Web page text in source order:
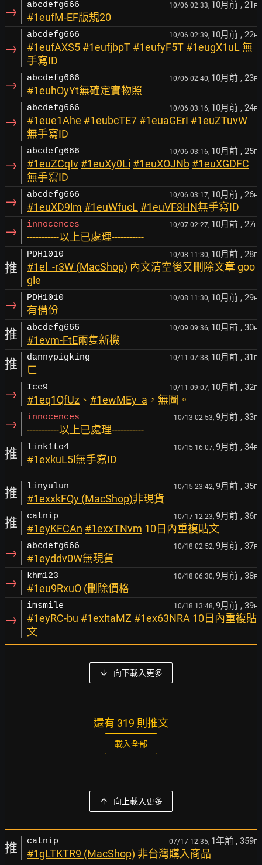
→ abcdefg666 10/06 02:33, 10月前 , 21 F
#1eufM-EF版規20
→
abcdefg666 10/06 02:39, 10月前 , 22F
#1eufAXS5 #1eufjbpT #1eufyF5T #1eugX1uL 無
手寫ID
→ abcdefg666 10/06 02:40, 10月前 , 23F
#1euhOyYt無確定實物照
→
abcdefg666 10/06 03:16, 10月前 , 24F
#1eue1Ahe #1eubcTE7 #1euaGErI #1euZTuvW
無手寫ID
→
abcdefg666 10/06 03:16, 10月前 , 25F
#1euZCqIv #1euXy0Li #1euXOJNb #1euXGDFC
無手寫ID
→ abcdefg666 10/06 03:17, 10月前 , 26F
#1euXD9lm #1euWfucL #1euVF8HN無手寫ID
→ innocences 10/07 02:27, 10月前 , 27F
-----------以上已處理-----------
推
PDH1010 10/08 11:30, 10月前 , 28F
#1el_-r3W (MacShop) 內文清空後又刪除文章 goo
gle
→ PDH1010 10/08 11:30, 10月前 , 29F
有備份
推 abcdefg666 10/09 09:36, 10月前 , 30F
#1evm-FtE兩隻新機
推 dannypigking 10/11 07:38, 10月前 , 31 F
ㄈ
→ Ice9 10/11 09:07, 10月前 , 32F
#1eq1QfUz 、 #1ewMEy_a ，無圖。
→ innocences 10/13 02:53, 9月前 , 33F
-----------以上已處理-----------
推 link1to4 10/15 16:07, 9月前 , 34F
#1exkuL5l 無手寫ID
推 linyulun 10/15 23:42, 9月前 , 35F
#1exxkFQy (MacShop)非現貨
推 catnip 10/17 12:23, 9月前 , 36F
#1eyKFCAn #1exxTNvm 10日內重複貼文
→ abcdefg666 10/18 02:52, 9月前 , 37F
#1eyddv0W無現貨
→ khm123 10/18 06:30, 9月前 , 38F
#1eu9RxuO (刪除價格
→
imsmile 10/18 13:48, 9月前 , 39F
#1eyRC-bu #1exltaMZ #1ex63NRA 10日內重複貼
文
向下載入更多
還有 319 則推文
載入全部
向上載入更多
推 catnip 07/17 12:35, 1年前 , 359F
#1gLTKTR9 (MacShop) 非台灣購入商品